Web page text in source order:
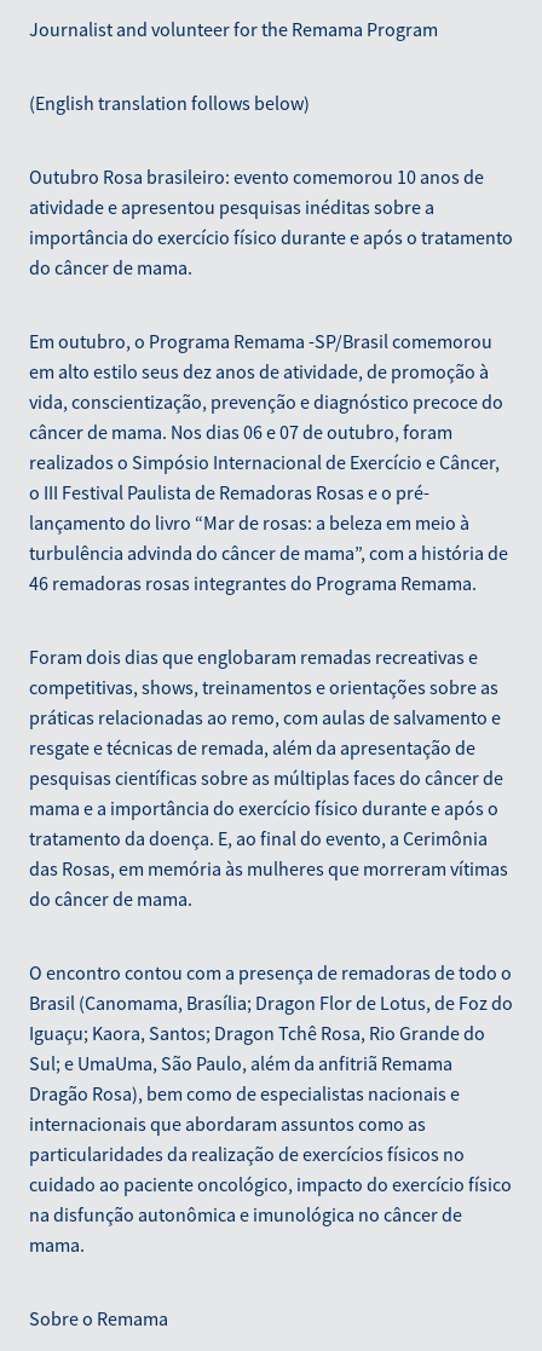
Blog
Journalist and volunteer for the Remama Program
(English translation follows below)
Outubro Rosa brasileiro: evento comemorou 10 anos de
atividade e apresentou pesquisas inéditas sobre a
importância do exercício físico durante e após o tratamento
do câncer de mama.
Em outubro, o Programa Remama -SP/Brasil comemorou
em alto estilo seus dez anos de atividade, de promoção à
vida, conscientização, prevenção e diagnóstico precoce do
câncer de mama. Nos dias 06 e 07 de outubro, foram
realizados o Simpósio Internacional de Exercício e Câncer,
o III Festival Paulista de Remadoras Rosas e o pré-
lançamento do livro “Mar de rosas: a beleza em meio à
turbulência advinda do câncer de mama”, com a história de
46 remadoras rosas integrantes do Programa Remama.
Foram dois dias que englobaram remadas recreativas e
competitivas, shows, treinamentos e orientações sobre as
práticas relacionadas ao remo, com aulas de salvamento e
resgate e técnicas de remada, além da apresentação de
pesquisas científicas sobre as múltiplas faces do câncer de
mama e a importância do exercício físico durante e após o
tratamento da doença. E, ao final do evento, a Cerimônia
das Rosas, em memória às mulheres que morreram vítimas
do câncer de mama.
O encontro contou com a presença de remadoras de todo o
Brasil (Canomama, Brasília; Dragon Flor de Lotus, de Foz do
Iguaçu; Kaora, Santos; Dragon Tchê Rosa, Rio Grande do
Sul; e UmaUma, São Paulo, além da anfitriã Remama
Dragão Rosa), bem como de especialistas nacionais e
internacionais que abordaram assuntos como as
particularidades da realização de exercícios físicos no
cuidado ao paciente oncológico, impacto do exercício físico
na disfunção autonômica e imunológica no câncer de
mama.
Sobre o Remama